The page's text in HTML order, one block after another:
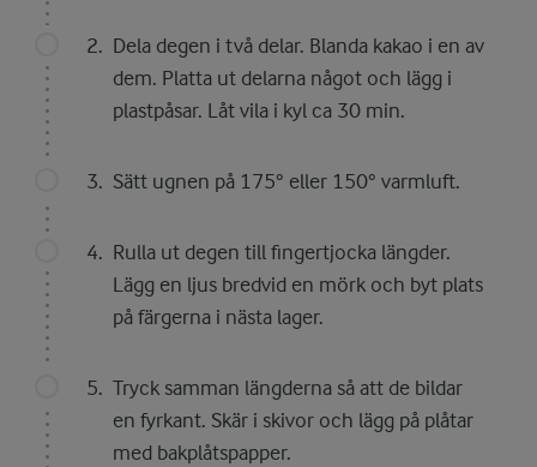
Dela degen i två delar. Blanda kakao i en av
dem. Platta ut delarna något och lägg i
plastpåsar. Låt vila i kyl ca 30 min.
Sätt ugnen på 175° eller 150° varmluft.
Rulla ut degen till fingertjocka längder.
Lägg en ljus bredvid en mörk och byt plats
på färgerna i nästa lager.
Tryck samman längderna så att de bildar
en fyrkant. Skär i skivor och lägg på plåtar
med bakplåtspapper.